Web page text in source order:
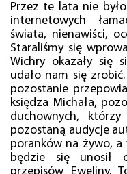
Przez te lata nie
internetowych
świata, nienawiści,
Staraliśmy się
Wichry okazały się
udało nam się
pozostanie
księdza Michała,
duchownych,
pozostaną audycje
poranków na żywo,
będzie się unosił